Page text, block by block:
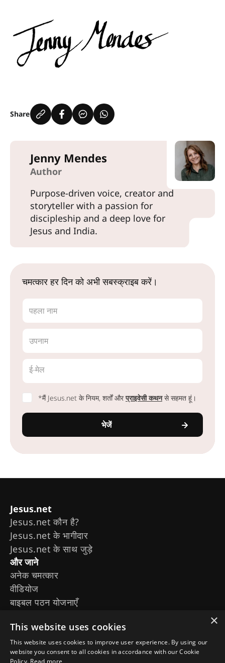
Share
Jenny Mendes
Author
Purpose-driven voice, creator and
storyteller with a passion for
discipleship and a deep love for
Jesus and India.
चमत्कार हर दिन को अभी सबस्क्राइब करें।
पहला नाम
उपनाम
ई-मेल
*मैं Jesus.net के नियम, शर्तों औरप्राइवेसी कथनसे सहमत हूं।
भेजें
Jesus.net
Jesus.net कौन है?
Jesus.net के भागीदार
Jesus.net के साथ जुड़े
और जाने
अनेक चमत्कार
वीडियोज
बाइबल पठन योजनाएँ
द चोजन
जीसस का जीवन
हमें फॉलो करें
×
This website uses cookies
This website uses cookies to improve user experience. By using our
website you consent to all cookies in accordance with our Cookie
Policy. Read more